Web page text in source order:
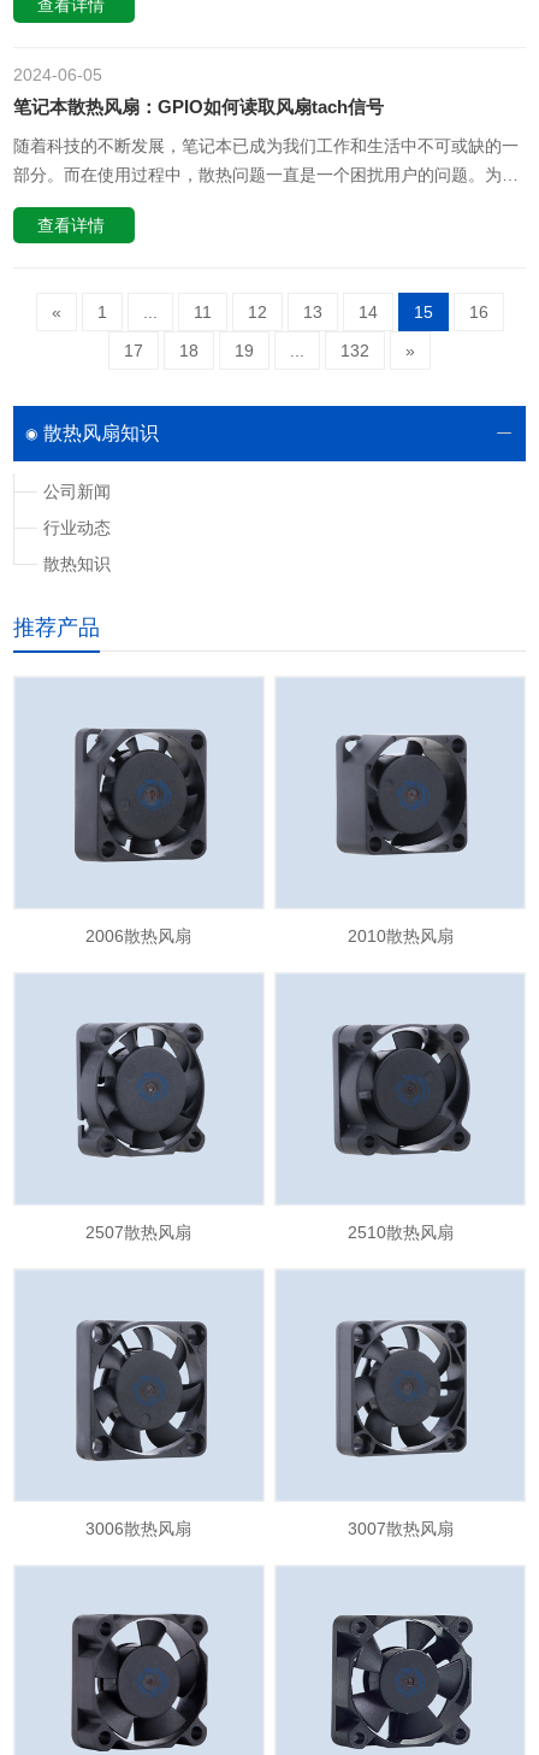
的多维性，并且运用逻辑的纽带来探究如何找到两者之间的平衡。首
的。过小的风扇或风量可……
查看详情
05
2024-06
笔记本散热风扇：GPIO如何读取风扇tach信号
随着科技的不断发展，笔记本已成为我们工作和生活中不可或缺的一
部分。而在使用过程中，散热问题一直是一个困扰用户的问题。为了
解决这一问题，许多用户会选择安装散热风扇，但如何有效地控制风
扇的转速以实现最佳散热效果却是一个挑战。本文将探讨一种通过
查看详情
« 1 ... 11 12 13 14 15
16
17
18 19 ... 132 »
散热风扇知识
公司新闻
行业动态
散热知识
推荐产品
2006散热风扇 2010散热风扇
2507散热风扇 2510散热风扇
3006散热风扇 3007散热风扇